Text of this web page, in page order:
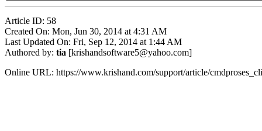
Article ID: 58
Created On: Mon, Jun 30, 2014 at 4:31 AM
Last Updated On: Fri, Sep 12, 2014 at 1:44 AM
Authored by: tia [krishandsoftware5@yahoo.com]
Online URL: https://www.krishand.com/support/article/